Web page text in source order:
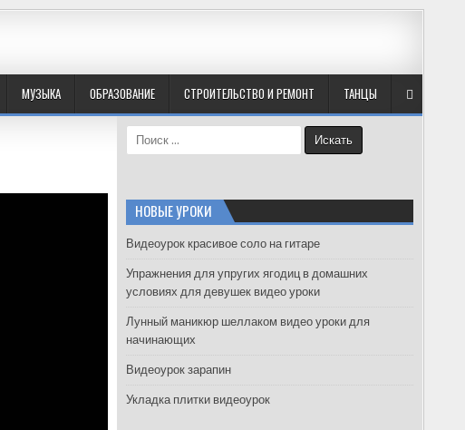
МУЗЫКА ОБРАЗОВАНИЕ СТРОИТЕЛЬСТВО И РЕМОНТ ТАНЦЫ
e
h
f
r
:
НОВЫЕ УРОКИ
Видеоурок красивое соло на гитаре
Упражнения для упругих ягодиц в домашних
условиях для девушек видео уроки
Лунный маникюр шеллаком видео уроки для
начинающих
Видеоурок зарапин
Укладка плитки видеоурок